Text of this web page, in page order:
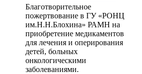
Благотворительное
пожертвование в ГУ «РОНЦ
им.Н.Н.Блохина» РАМН на
приобретение медикаментов
для лечения и оперирования
детей, больных
онкологическими
заболеваниями.